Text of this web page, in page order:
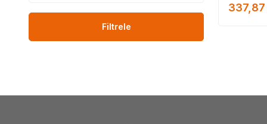
Filtrele
Baharat
nerde,
337,87